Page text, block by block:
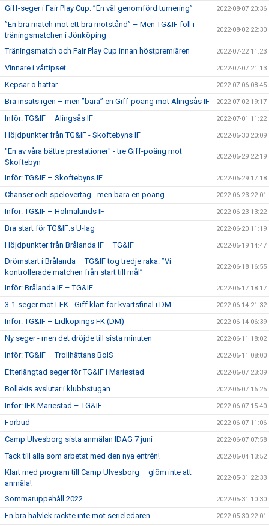
Giff-seger i Fair Play Cup: ”En väl genomförd turnering” 2022-08-07 20:36
”En bra match mot ett bra motstånd” – Men TG&IF föll i
träningsmatchen i Jönköping
2022-08-02 22:30
Träningsmatch och Fair Play Cup innan höstpremiären 2022-07-22 11:23
Vinnare i vårtipset 2022-07-07 21:13
Kepsar o hattar 2022-07-06 08:45
Bra insats igen – men ”bara” en Giff-poäng mot Alingsås IF 2022-07-02 19:17
Inför: TG&IF – Alingsås IF 2022-07-01 11:22
Höjdpunkter från TG&IF - Skoftebyns IF 2022-06-30 20:09
"En av våra bättre prestationer" - tre Giff-poäng mot
Skoftebyn
2022-06-29 22:19
Inför: TG&IF – Skoftebyns IF 2022-06-29 17:18
Chanser och spelövertag - men bara en poäng 2022-06-23 22:01
Inför: TG&IF – Holmalunds IF 2022-06-23 13:22
Bra start för TG&IF:s U-lag 2022-06-20 11:19
Höjdpunkter från Brålanda IF – TG&IF 2022-06-19 14:47
Drömstart i Brålanda – TG&IF tog tredje raka: ”Vi
kontrollerade matchen från start till mål”
2022-06-18 16:55
Inför: Brålanda IF – TG&IF 2022-06-17 18:17
3-1-seger mot LFK - Giff klart för kvartsfinal i DM 2022-06-14 21:32
Inför: TG&IF – Lidköpings FK (DM) 2022-06-14 06:39
Ny seger - men det dröjde till sista minuten 2022-06-11 18:02
Inför: TG&IF – Trollhättans BoIS 2022-06-11 08:00
Efterlängtad seger för TG&IF i Mariestad 2022-06-07 23:39
Bollekis avslutar i klubbstugan 2022-06-07 16:25
Inför: IFK Mariestad – TG&IF 2022-06-07 15:40
Förbud 2022-06-07 11:06
Camp Ulvesborg sista anmälan IDAG 7 juni 2022-06-07 07:58
Tack till alla som arbetat med den nya entrén! 2022-06-04 13:52
Klart med program till Camp Ulvesborg – glöm inte att
anmäla!
2022-05-31 22:33
Sommaruppehåll 2022 2022-05-31 10:30
En bra halvlek räckte inte mot serieledaren 2022-05-30 22:01